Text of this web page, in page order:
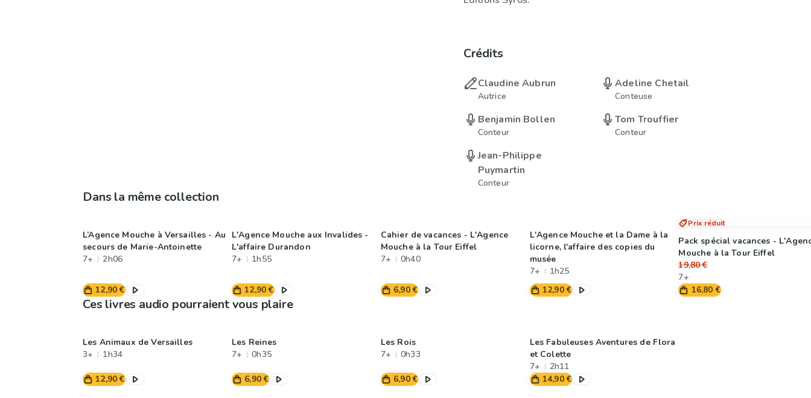
Crédits
Claudine Aubrun
Autrice
Adeline Chetail
Conteuse
Benjamin Bollen
Conteur
Tom Trouffier
Conteur
Jean-Philippe
Puymartin
Conteur
Dans la même collection
L’Agence Mouche à Versailles - Au
secours de Marie-Antoinette
7+
2h06
12,90 €
L'Agence Mouche aux Invalides -
L'affaire Durandon
7+
1h55
12,90 €
Cahier de vacances - L'Agence
Mouche à la Tour Eiffel
7+
0h40
6,90 €
L'Agence Mouche et la Dame à la
licorne, l'affaire des copies du
musée
7+
1h25
12,90 €
Prix réduit
Pack spécial vacances -
Mouche à la Tour Eiffel
19,80 €
7+
16,80 €
Ces livres audio pourraient vous plaire
Les Animaux de Versailles
3+
1h34
12,90 €
Les Reines
7+
0h35
6,90 €
Les Rois
7+
0h33
6,90 €
Les Fabuleuses Aventures de Flora
et Colette
7+
2h11
14,90 €